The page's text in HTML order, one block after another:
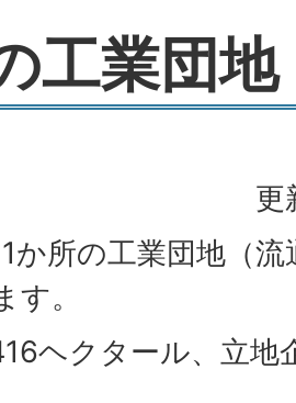
工業団地
更
か所の工業団地（
。
ヘクタール、立地